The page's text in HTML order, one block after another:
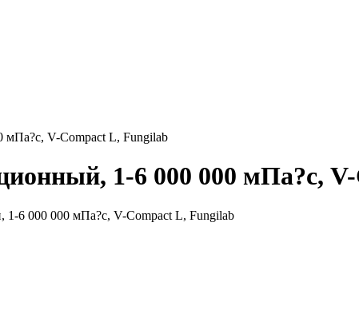
мПа?с, V-Сompact L, Fungilab
1-6 000 000 мПа?с,